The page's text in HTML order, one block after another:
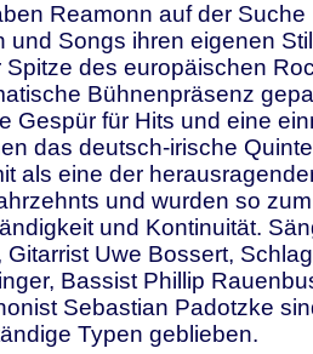
Reamonn auf der
und Songs ihren eigenen
Spitze des europäischen
Bühnenpräsenz
Gespür für Hits und eine
das deutsch-irische
als eine der
und wurden so
und Kontinuität.
Gitarrist Uwe Bossert,
Bassist Phillip
Sebastian Padotzke
Typen geblieben.